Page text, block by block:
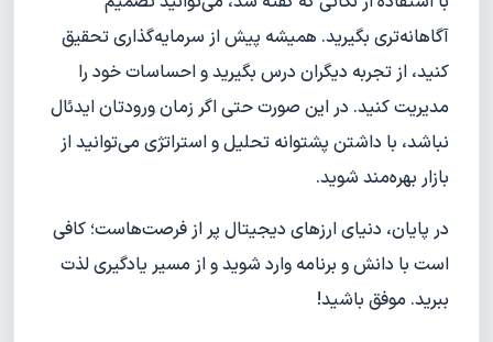
آگاهانه‌تری بگیرید. همیشه پیش از سرمایه‌گذاری تحقیق
کنید، از تجربه دیگران درس بگیرید و احساسات خود را
مدیریت کنید. در این صورت حتی اگر زمان ورودتان ایدئال
نباشد، با داشتن پشتوانه تحلیل و استراتژی می‌توانید از
بازار بهره‌مند شوید.
در پایان، دنیای ارزهای دیجیتال پر از فرصت‌هاست؛ کافی
است با دانش و برنامه وارد شوید و از مسیر یادگیری لذت
ببرید. موفق باشید!